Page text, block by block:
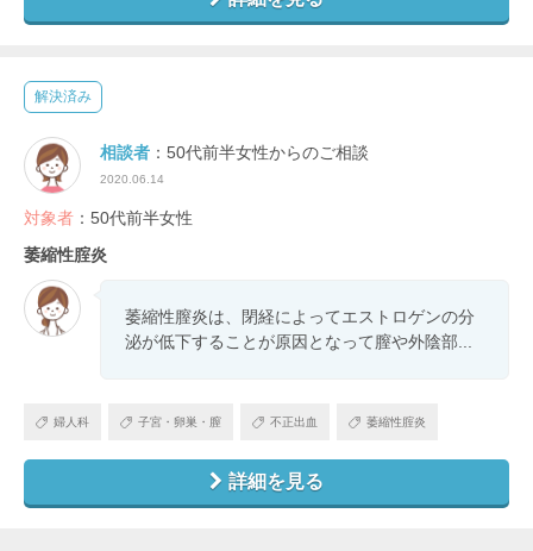
解決済み
相談者 ：50代前半女性からのご相談
2020.06.14
対象者 ：50代前半女性
萎縮性腟炎
萎縮性膣炎は、閉経によってエストロゲンの分
泌が低下することが原因となって膣や外陰部...
婦人科 子宮・卵巣・膣 不正出血 萎縮性腟炎
詳細を見る